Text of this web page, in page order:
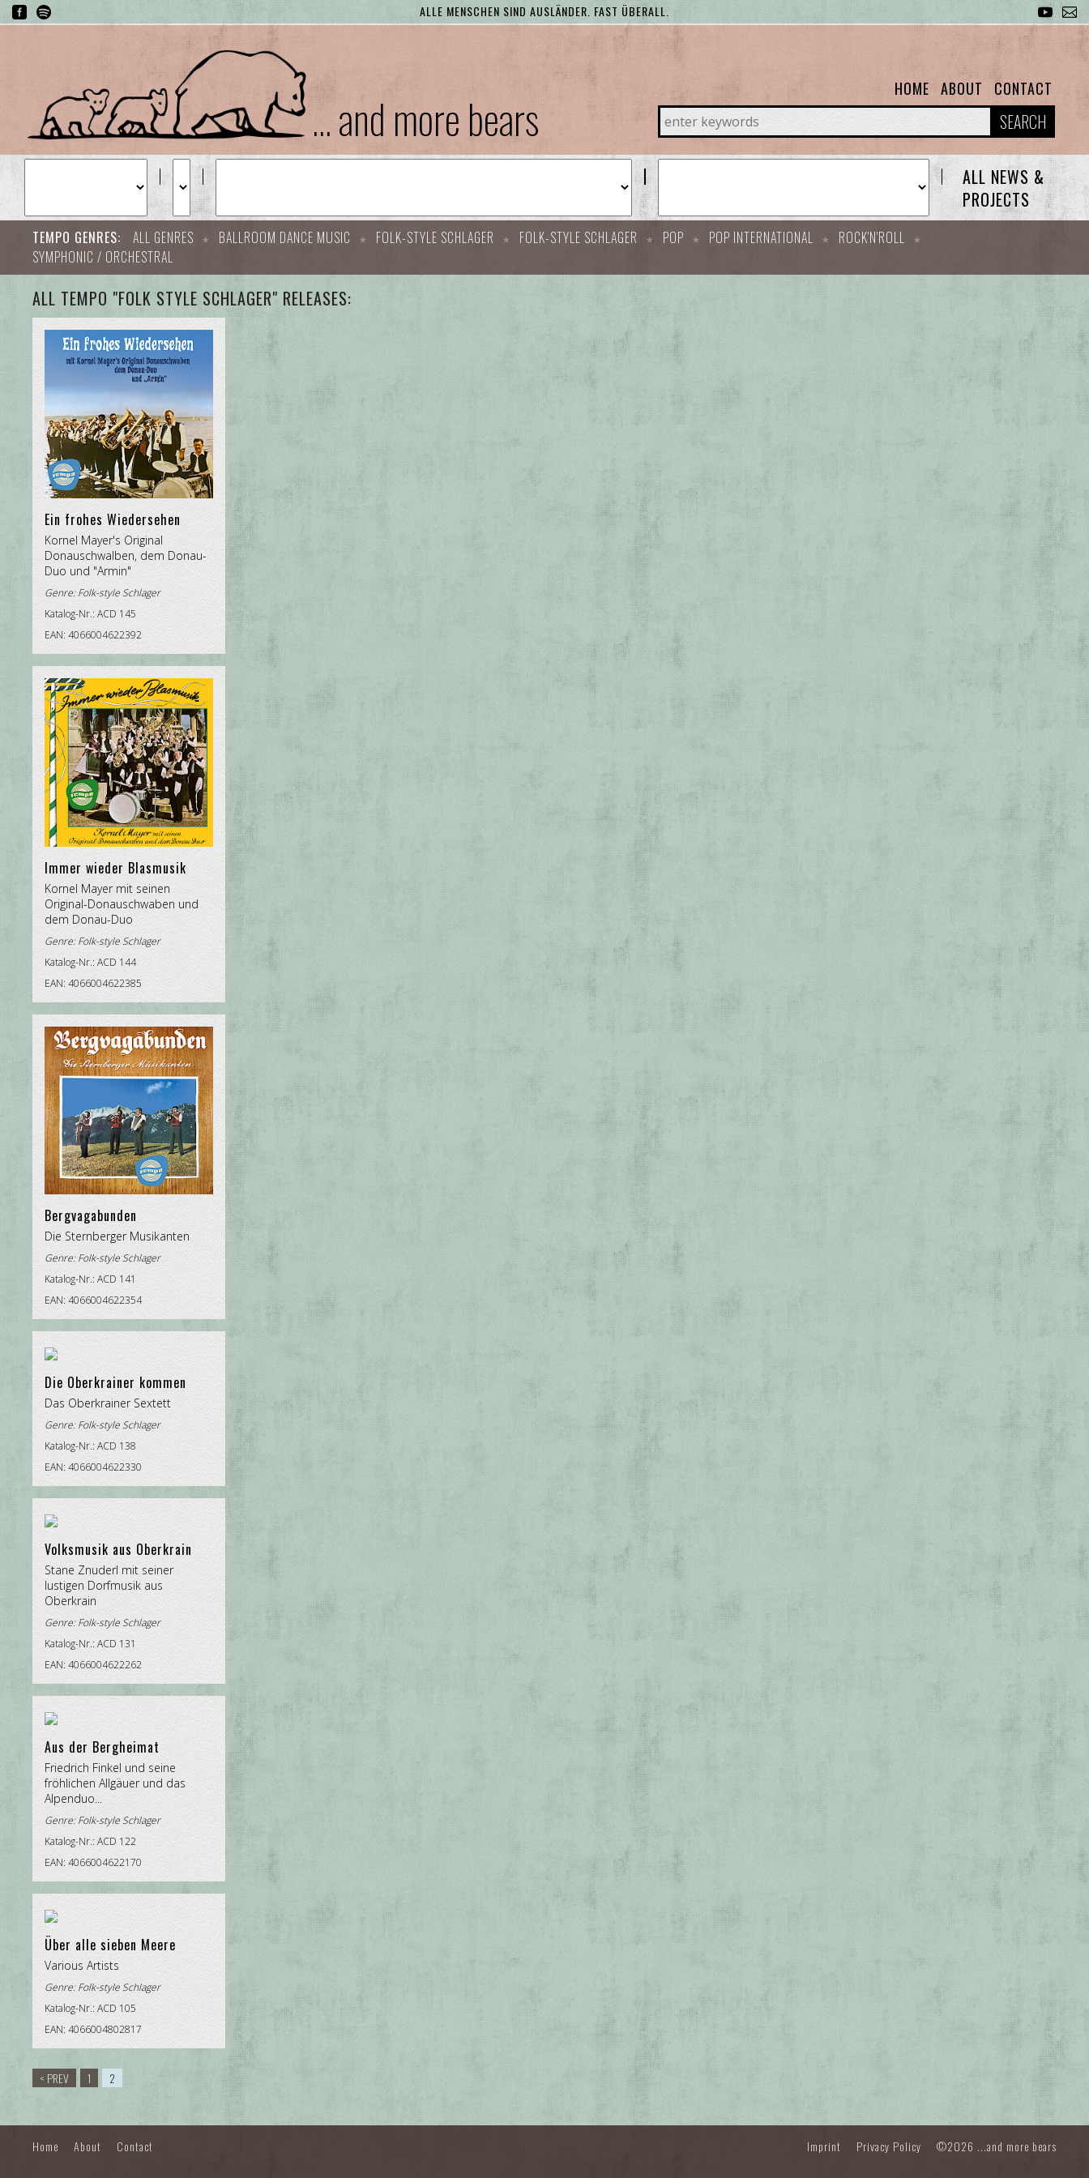
ALLE MENSCHEN SIND AUSLÄNDER. FAST ÜBERALL.
... and more bears HOME ABOUT CONTACT
SEARCH
ALL NEWS &
PROJECTS
TEMPO GENRES: ALL GENRES BALLROOM DANCE MUSIC FOLK-STYLE SCHLAGER FOLK-STYLE SCHLAGER POP POP INTERNATIONAL
ROCK'N'ROLL
SYMPHONIC / ORCHESTRAL
ALL TEMPO "FOLK STYLE SCHLAGER" RELEASES:
Ein frohes Wiedersehen
Kornel Mayer's Original
Donauschwalben, dem Donau-
Duo und "Armin"
Genre: Folk-style Schlager
Katalog-Nr.: ACD 145
EAN: 4066004622392
Immer wieder Blasmusik
Kornel Mayer mit seinen
Original-Donauschwaben und
dem Donau-Duo
Genre: Folk-style Schlager
Katalog-Nr.: ACD 144
EAN: 4066004622385
Bergvagabunden
Die Sternberger Musikanten
Genre: Folk-style Schlager
Katalog-Nr.: ACD 141
EAN: 4066004622354
Die Oberkrainer kommen
Das Oberkrainer Sextett
Genre: Folk-style Schlager
Katalog-Nr.: ACD 138
EAN: 4066004622330
Volksmusik aus Oberkrain
Stane Znuderl mit seiner
lustigen Dorfmusik aus
Oberkrain
Genre: Folk-style Schlager
Katalog-Nr.: ACD 131
EAN: 4066004622262
Aus der Bergheimat
Friedrich Finkel und seine
fröhlichen Allgäuer und das
Alpenduo...
Genre: Folk-style Schlager
Katalog-Nr.: ACD 122
EAN: 4066004622170
Über alle sieben Meere
Various Artists
Genre: Folk-style Schlager
Katalog-Nr.: ACD 105
EAN: 4066004802817
< PREV 1 2
Home About Contact Imprint Privacy Policy ©2026 ...and more bears